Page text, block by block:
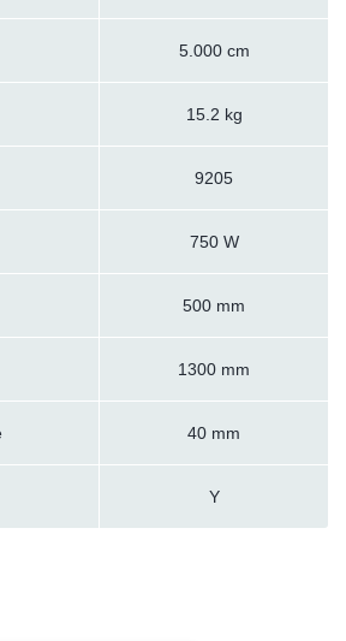
5.000 cm
15.2 kg
9205
750 W
500 mm
1300 mm
40 mm
Y